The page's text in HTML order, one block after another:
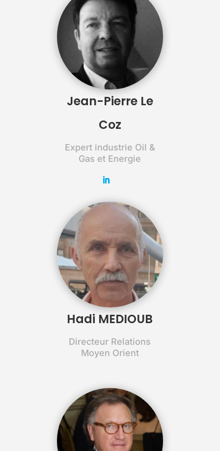
Jean-Pierre Le
Coz
Expert industrie Oil &
Gas et Energie
Hadi MEDIOUB
Directeur Relations
Moyen Orient